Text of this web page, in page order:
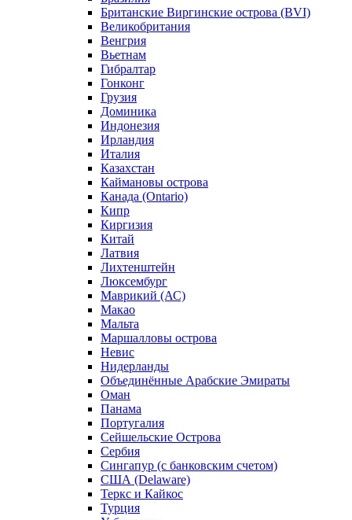
Британские Виргинские острова (BVI)
Великобритания
Венгрия
Вьетнам
Гибралтар
Гонконг
Грузия
Доминика
Индонезия
Ирландия
Италия
Казахстан
Каймановы острова
Канада (Ontario)
Кипр
Киргизия
Китай
Латвия
Лихтенштейн
Люксембург
Маврикий (АС)
Макао
Мальта
Маршалловы острова
Нeвис
Нидерланды
Объединённые Арабские Эмираты
Оман
Панама
Португалия
Сейшельские Острова
Сербия
Сингапур (c банковским счетом)
США (Delaware)
Теркс и Кайкос
Турция